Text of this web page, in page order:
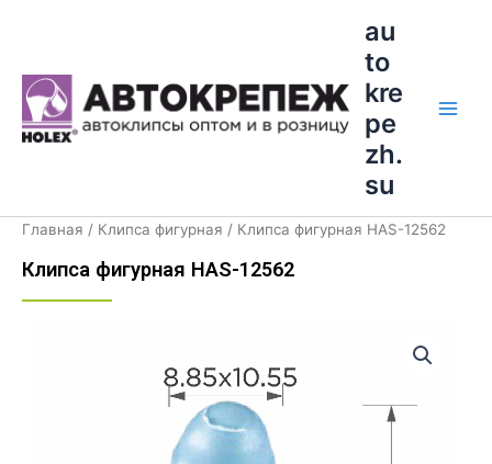
au
to
kre
pe
zh.
su
Главная / Клипса фигурная / Клипса фигурная HAS-12562
Клипса фигурная HAS-12562